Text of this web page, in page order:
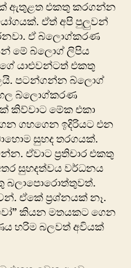
ඇතුළත එකතු කරගන්න
ඒත් අපි පුලුවන්
ඒ බ්ලොග්කරණ
මේ බ්ලොග් ලිපිය
යාළුවන්ටත් එකතු
පටන්ගන්න බ්ලොග්
බ්ලොග්කරණ
කිව්වාට මේක එකා
ගහගෙන ඉදිරියට එන
සුහද තරගයක්.
ඒවාට ප්‍රතිචාර එකතු
සුහදත්වය වර්ධනය
බලාපොරොත්තුවත්.
ඒකේ ප්‍රශ්නයක් නෑ.
කියන මතයකට ගෙන
හරිම බලවත් අවියක්